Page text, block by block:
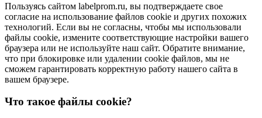
Пользуясь сайтом labelprom.ru, вы подтверждаете свое
согласие на использование файлов cookie и других похожих
технологий. Если вы не согласны, чтобы мы использовали
файлы cookie, измените соответствующие настройки вашего
браузера или не используйте наш сайт. Обратите внимание,
что при блокировке или удалении cookie файлов, мы не
сможем гарантировать корректную работу нашего сайта в
вашем браузере.
Что такое файлы cookie?